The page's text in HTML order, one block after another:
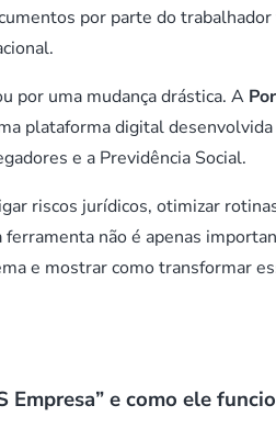
por parte do
por uma mudança drástica. A
plataforma digital
e a Previdência Social.
riscos jurídicos, otimizar
ferramenta não é apenas
e mostrar como transformar
Empresa” e como ele